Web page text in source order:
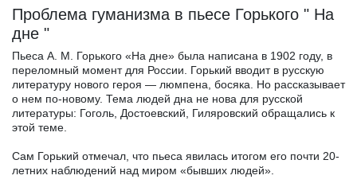
Проблема гуманизма в пьесе Горького " На
дне "
Пьеса А. М. Горького «На дне» была написана в 1902 году, в
переломный момент для России. Горький вводит в русскую
литературу нового героя — люмпена, босяка. Но рассказывает
о нем по-новому. Тема людей дна не нова для русской
литературы: Гоголь, Достоевский, Гиляровский обращались к
этой теме.
Сам Горький отмечал, что пьеса явилась итогом его почти 20-
летних наблюдений над миром «бывших людей».